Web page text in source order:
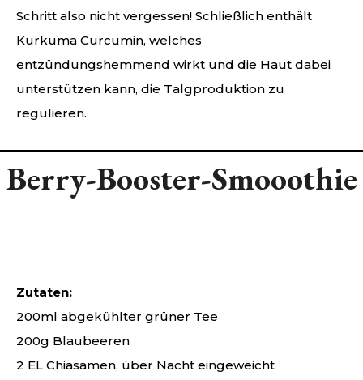
Schritt also nicht vergessen! Schließlich enthält
Kurkuma Curcumin, welches
entzündungshemmend wirkt und die Haut dabei
unterstützen kann, die Talgproduktion zu
regulieren.
Berry-Booster-Smooothie
Zutaten:
200ml abgekühlter grüner Tee
200g Blaubeeren
2 EL Chiasamen, über Nacht eingeweicht